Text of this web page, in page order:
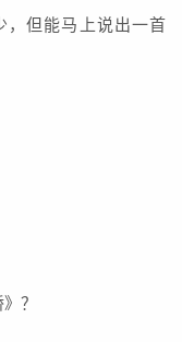
，但能马上说出一首
？